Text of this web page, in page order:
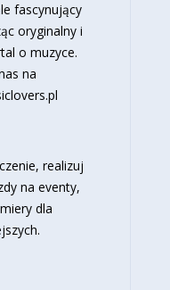
fascynujący
oryginalny i
o muzyce.
na
realizuj
na eventy,
dla